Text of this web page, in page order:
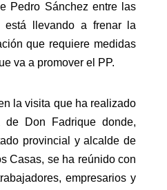
Pedro Sánchez entre las
está llevando a frenar la
que requiere medidas
va a promover el PP.
la visita que ha realizado
Don Fadrique donde,
provincial y alcalde de
Casas, se ha reúnido con
empresarios y